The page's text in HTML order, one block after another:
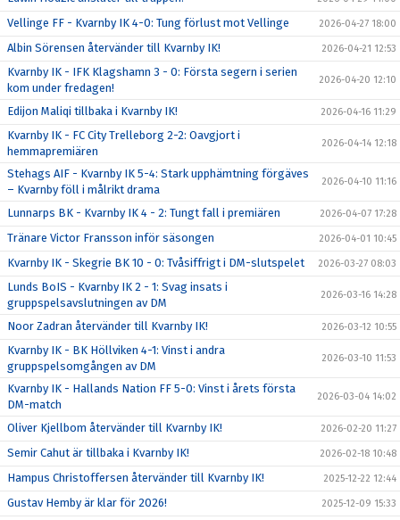
Vellinge FF - Kvarnby IK 4-0: Tung förlust mot Vellinge 2026-04-27 18:00
Albin Sörensen återvänder till Kvarnby IK! 2026-04-21 12:53
Kvarnby IK - IFK Klagshamn 3 - 0: Första segern i serien
kom under fredagen!
2026-04-20 12:10
Edijon Maliqi tillbaka i Kvarnby IK! 2026-04-16 11:29
Kvarnby IK - FC City Trelleborg 2-2: Oavgjort i
hemmapremiären
2026-04-14 12:18
Stehags AIF - Kvarnby IK 5-4: Stark upphämtning förgäves
– Kvarnby föll i målrikt drama
2026-04-10 11:16
Lunnarps BK - Kvarnby IK 4 - 2: Tungt fall i premiären 2026-04-07 17:28
Tränare Victor Fransson inför säsongen 2026-04-01 10:45
Kvarnby IK - Skegrie BK 10 - 0: Tvåsiffrigt i DM-slutspelet 2026-03-27 08:03
Lunds BoIS - Kvarnby IK 2 - 1: Svag insats i
gruppspelsavslutningen av DM
2026-03-16 14:28
Noor Zadran återvänder till Kvarnby IK! 2026-03-12 10:55
Kvarnby IK - BK Höllviken 4-1: Vinst i andra
gruppspelsomgången av DM
2026-03-10 11:53
Kvarnby IK - Hallands Nation FF 5-0: Vinst i årets första
DM-match
2026-03-04 14:02
Oliver Kjellbom återvänder till Kvarnby IK! 2026-02-20 11:27
Semir Cahut är tillbaka i Kvarnby IK! 2026-02-18 10:48
Hampus Christoffersen återvänder till Kvarnby IK! 2025-12-22 12:44
Gustav Hemby är klar för 2026! 2025-12-09 15:33